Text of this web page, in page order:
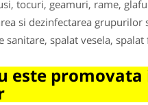
tocuri, geamuri, rame,
si dezinfectarea grupurilor
spalat vesela,
este